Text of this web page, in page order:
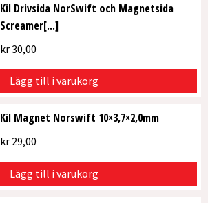
Kil Drivsida NorSwift och Magnetsida
Screamer[...]
kr30,00
Lägg till i varukorg
Kil Magnet Norswift 10×3,7×2,0mm
kr29,00
Lägg till i varukorg